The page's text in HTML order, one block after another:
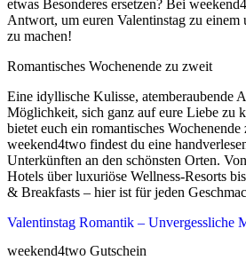
etwas Besonderes ersetzen? Bei
Antwort, um euren Valentinstag zu einem
zu machen!
Romantisches Wochenende zu zweit
Eine idyllische Kulisse, atemberaubende
Möglichkeit, sich ganz auf eure Liebe zu
bietet euch ein romantisches
weekend4two findest du eine
Unterkünften an den schönsten Orten.
Hotels über luxuriöse Wellness-Resorts
& Breakfasts – hier ist für jeden
Valentinstag Romantik – Unvergessliche
weekend4two Gutschein